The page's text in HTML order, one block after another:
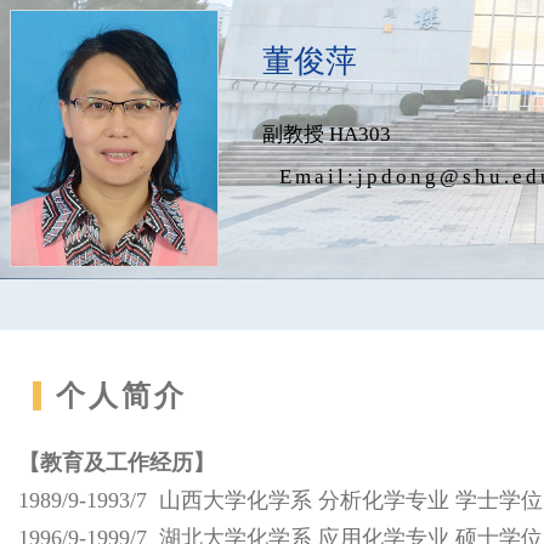
董俊萍
副教授 HA303
Email:
个人简介
【教育及工作经历】
1989/9-1993/7 山西大学化学系 分析化学专业 学士学位
1996/9-1999/7 湖北大学化学系 应用化学专业 硕士学位